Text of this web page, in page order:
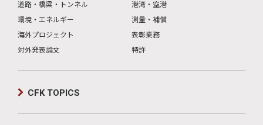
道路・橋梁・トンネル
港湾・空港
環境・エネルギー
測量・補償
海外プロジェクト
表彰業務
対外発表論文
特許
CFK TOPICS